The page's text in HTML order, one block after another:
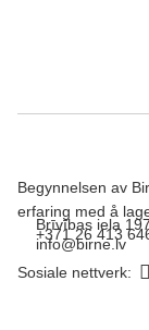
Begynnelsen av
erfaring med å
Brīvības iela
+371 26 413
info@birne.lv
Sosiale nettverk: